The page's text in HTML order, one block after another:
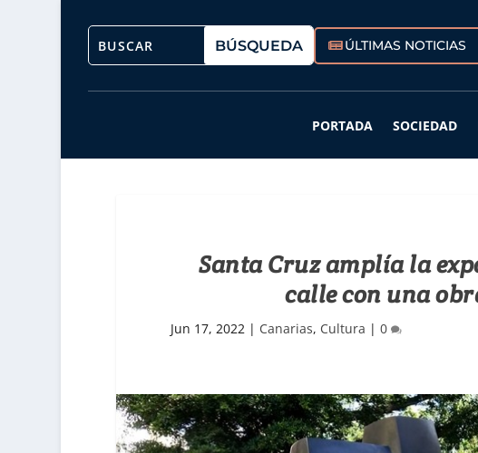
ÚLTIMAS NOTICIAS
PORTADA SOCIEDAD
Santa Cruz amplía la
calle con una
Jun 17, 2022| Canarias, Cultura | 0